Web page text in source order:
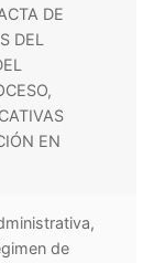
DE
DEL
EN
de